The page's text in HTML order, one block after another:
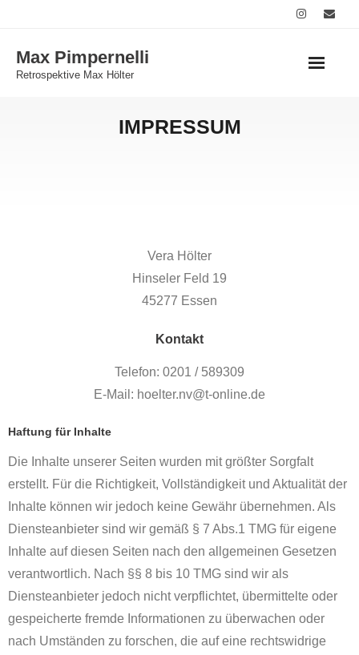
content
Max Pimpernelli
Retrospektive Max Hölter
IMPRESSUM
Vera Hölter
Hinseler Feld 19
45277 Essen
Kontakt
Telefon: 0201 / 589309
E-Mail: hoelter.nv@t-online.de
Haftung für Inhalte
Die Inhalte unserer Seiten wurden mit größter Sorgfalt
erstellt. Für die Richtigkeit, Vollständigkeit und Aktualität der
Inhalte können wir jedoch keine Gewähr übernehmen. Als
Diensteanbieter sind wir gemäß § 7 Abs.1 TMG für eigene
Inhalte auf diesen Seiten nach den allgemeinen Gesetzen
verantwortlich. Nach §§ 8 bis 10 TMG sind wir als
Diensteanbieter jedoch nicht verpflichtet, übermittelte oder
gespeicherte fremde Informationen zu überwachen oder
nach Umständen zu forschen, die auf eine rechtswidrige